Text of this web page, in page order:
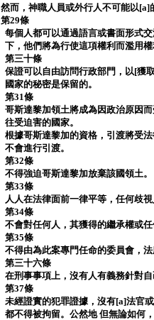
然而，神職人員或外行人不可能以[a]
第29條
每個人都可以通過語言或書面形式
下，他們將為行使這項權利而濫用權
第三十條
保證可以自由訪問行政部門，以[獲
國家的秘密是保留的。
第31條
哥斯達黎加領土將成為因政治原因
往受迫害的國家。
根據哥斯達黎加的資格，引渡將受
不會進行引渡。
第32條
不得強迫哥斯達黎加放棄該國領土。
第33條
人人在法律面前一律平等，任何歧
第34條
不會對任何人，其獲得的繼承權或
第35條
不得由為此案專門任命的委員會，
第三十六條
在刑事事項上，沒有人有義務針對
第37條
未經證實的犯罪證據，沒有[a]法官
都不得被拘留。公然地 但無論如何